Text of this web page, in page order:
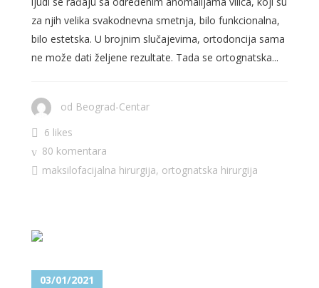
za njih velika svakodnevna smetnja, bilo funkcionalna,
bilo estetska. U brojnim slučajevima, ortodoncija sama
ne može dati željene rezultate. Tada se ortognatska...
od Beograd-Centar
6 likes
80 komentara
maksilofacijalna hirurgija, ortognatska hirurgija
03/01/2021